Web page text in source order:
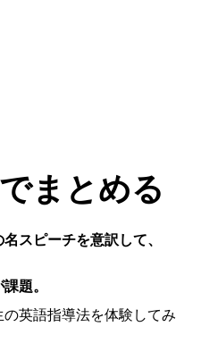
まとめる
スピーチを意訳して、
題。
英語指導法を体験してみ